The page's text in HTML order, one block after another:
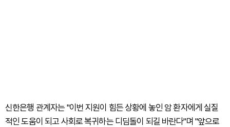
신한은행 관계자는 "이번 지원이 힘든 상황에 놓인 암 환자에게 실질
적인 도움이 되고 사회로 복귀하는 디딤돌이 되길 바란다"며 "앞으로